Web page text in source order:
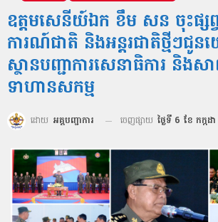
ឧត្តមសេនីយ៍ឯក ខឹម សន ចុះផ្ស
ការណ៍ជាតិ និងអន្តរជាតិថ្មីៗជូន
ស្ថានបញ្ជាការសេនាធិការ និង
ទាហានសកម្ម
ដោយ អគ្គបញ្ជាការ ចេញផ្សាយ ថ្ងៃទី 6 ខែ កក្កដ